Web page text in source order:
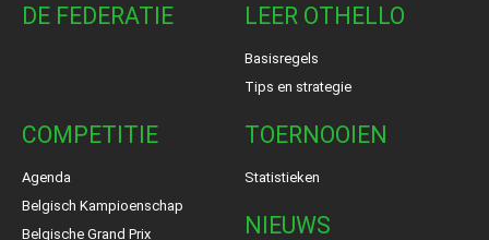
DE FEDERATIE LEER OTHELLO
Basisregels
Tips en strategie
COMPETITIE
Agenda
Belgisch Kampioenschap
Belgische Grand Prix
TOERNOOIEN
Statistieken
NIEUWS